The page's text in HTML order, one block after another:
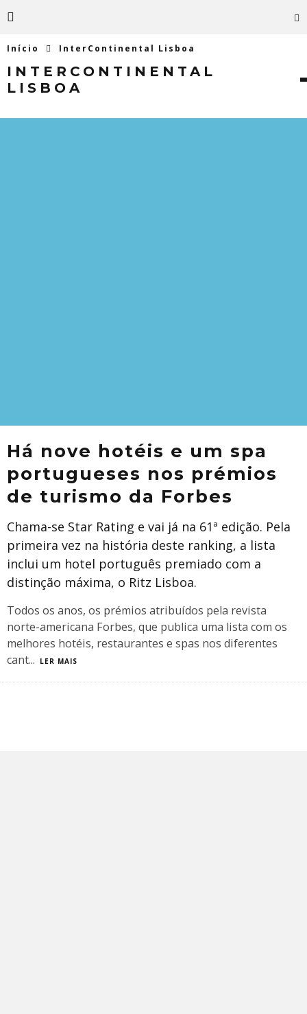
Início InterContinental Lisboa
INTERCONTINENTAL
LISBOA
Há nove hotéis e um spa
portugueses nos prémios
de turismo da Forbes
Chama-se Star Rating e vai já na 61ª edição. Pela
primeira vez na história deste ranking, a lista
inclui um hotel português premiado com a
distinção máxima, o Ritz Lisboa.
​Todos os anos, os prémios atribuídos pela revista
norte-americana Forbes, que publica uma lista com os
melhores hotéis, restaurantes e spas nos diferentes
cant... LER MAIS